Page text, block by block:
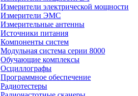
Измерители электрической мощности
Измерители ЭМС
Измерительные антенны
Источники питания
Компоненты систем
Модульная система серии 8000
Обучающие комплексы
Осциллографы
Программное обеспечение
Радиотестеры